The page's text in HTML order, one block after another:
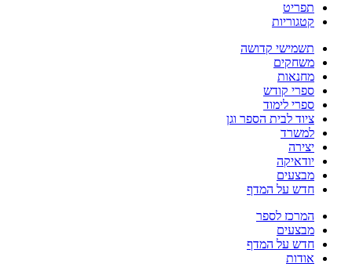
תפריט
קטגוריות
תשמישי קדושה
משחקים
מחנאות
ספרי קודש
ספרי לימוד
ציוד לבית הספר וגן
למשרד
יצירה
יודאיקה
מבצעים
חדש על המדף
המרכז לספר
מבצעים
חדש על המדף
אודות